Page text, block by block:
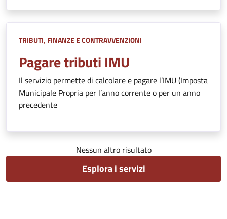
TRIBUTI, FINANZE E CONTRAVVENZIONI
Pagare tributi IMU
Il servizio permette di calcolare e pagare l’IMU (Imposta
Municipale Propria per l’anno corrente o per un anno
precedente
Nessun altro risultato
Esplora i servizi